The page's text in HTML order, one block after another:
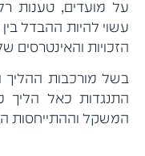
על מועדים, טענות
עשוי להיות ההבדל
הזכויות והאינטרסים
בשל מורכבות ההליך
התנגדות כאל הליך
המשקל וההתייחסות